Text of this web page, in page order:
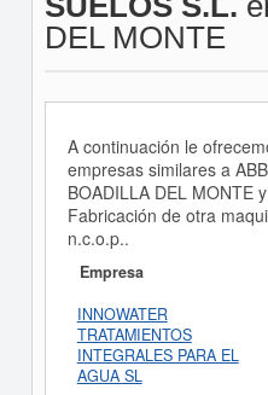
DEL MONTE
A continuación le
empresas similares a
BOADILLA DEL MONTE
Fabricación de otra
n.c.o.p..
Empresa
INNOWATER
TRATAMIENTOS
INTEGRALES PARA EL
AGUA SL